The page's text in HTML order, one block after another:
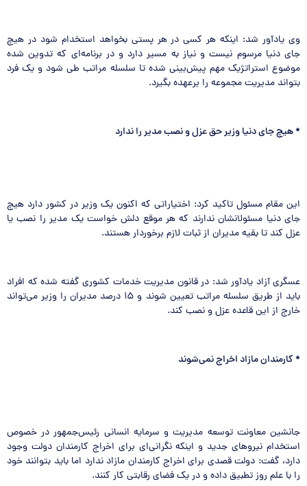
وی یادآور شد: اینکه هر کسی در هر پستی بخواهد استخدام شود در هیچ
جای دنیا مرسوم نیست و نیاز به مسیر دارد و در برنامه‌ای که تدوین شده
موضوع استراتژیک مهم پیش‌بینی شده تا سلسله مراتب طی شود و یک فرد
بتواند مدیریت مجموعه را برعهده بگیرد.
*هیچ جای دنیا وزیر حق عزل و نصب مدیر را ندارد
این مقام مسئول تاکید کرد: اختیاراتی که اکنون یک وزیر در کشور دارد هیچ
جای دنیا مسئولانشان ندارند که هر موقع دلش خواست یک مدیر را نصب یا
عزل کند تا بقیه مدیران از ثبات لازم برخوردار هستند.
عسگری آزاد یادآور شد: در قانون مدیریت خدمات کشوری گفته شده که افراد
باید از طریق سلسله مراتب تعیین شوند و ۱۵ درصد مدیران را وزیر می‌تواند
خارج از این قاعده عزل و نصب کند.
*کارمندان مازاد اخراج نمی‌شوند
جانشین معاونت توسعه مدیریت و سرمایه انسانی رئیس‌جمهور در خصوص
استخدام نیروهای جدید و اینکه نگرانی‌ای برای اخراج کارمندان دولت وجود
دارد، گفت: دولت قصدی برای اخراج کارمندان مازاد ندارد اما باید بتوانند خود
را با علم روز تطبیق داده و در یک فضای رقابتی کار کنند.